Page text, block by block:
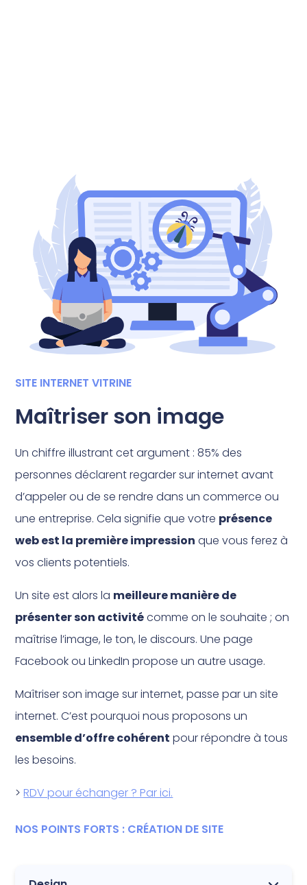
SITE INTERNET VITRINE
Maîtriser son image
Un chiffre illustrant cet argument : 85% des
personnes déclarent regarder sur internet avant
d’appeler ou de se rendre dans un commerce ou
une entreprise. Cela signifie que votre présence
web est la première impression que vous ferez à
vos clients potentiels.
Un site est alors la meilleure manière de
présenter son activitécomme on le souhaite ; on
maîtrise l’image, le ton, le discours. Une page
Facebook ou LinkedIn propose un autre usage.
Maîtriser son image sur internet, passe par un site
internet. C’est pourquoi nous proposons un
ensemble d’offre cohérent pour répondre à tous
les besoins.
> RDV pour échanger ? Par ici.
NOS POINTS FORTS : CRÉATION DE SITE